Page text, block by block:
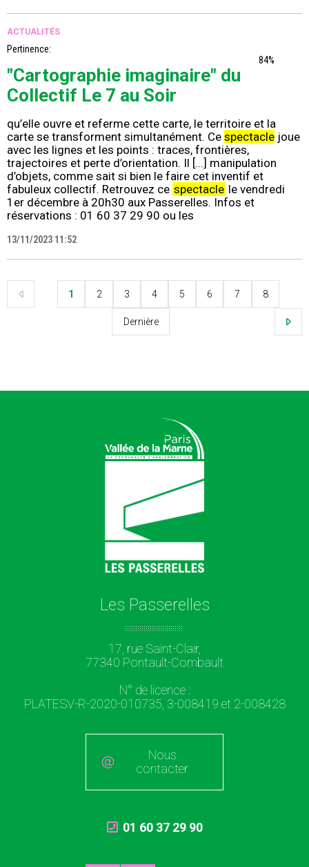
ACTUALITÉS
Pertinence:
84%
"Cartographie imaginaire" du
Collectif Le 7 au Soir
qu’elle ouvre et referme cette carte, le territoire et la
carte se transforment simultanément. Ce spectacle joue
avec les lignes et les points : traces, frontières,
trajectoires et perte d’orientation. Il [...] manipulation
d’objets, comme sait si bien le faire cet inventif et
fabuleux collectif. Retrouvez ce spectacle le vendredi
1er décembre à 20h30 aux Passerelles. Infos et
réservations : 01 60 37 29 90 ou les
13/11/2023 11:52
1 2 3 4 5 6 7 8
Dernière
Les Passerelles
17, rue Saint-Clair,
77340 Pontault-Combault
N° de licence :
PLATESV-R-2020-010735, 3-008419 et 2-008428
Nous
contacter
01 60 37 29 90